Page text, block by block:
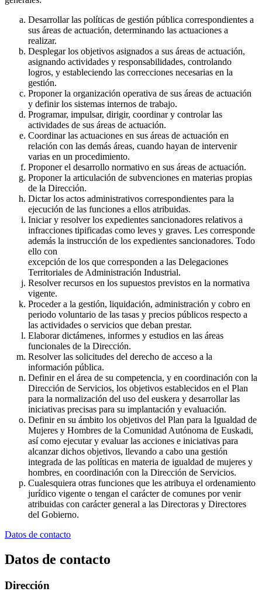
Desarrollar las políticas de gestión pública correspondientes a
sus áreas de actuación, determinando las actuaciones a
realizar.
Desplegar los objetivos asignados a sus áreas de actuación,
asignando actividades y responsabilidades, controlando
logros, y estableciendo las correcciones necesarias en la
gestión.
Proponer la organización operativa de sus áreas de actuación
y definir los sistemas internos de trabajo.
Programar, impulsar, dirigir, coordinar y controlar las
actividades de sus áreas de actuación.
Coordinar las actuaciones en sus áreas de actuación en
relación con las demás áreas, cuando hayan de intervenir
varias en un procedimiento.
Proponer el desarrollo normativo en sus áreas de actuación.
Proponer la articulación de subvenciones en materias propias
de la Dirección.
Dictar los actos administrativos correspondientes para la
ejecución de las funciones a ellos atribuidas.
Iniciar y resolver los expedientes sancionadores relativos a
infracciones tipificadas como leves y graves. Les corresponde
además la instrucción de los expedientes sancionadores. Todo
ello con
excepción de los que corresponden a las Delegaciones
Territoriales de Administración Industrial.
Resolver recursos en los supuestos previstos en la normativa
vigente.
Proceder a la gestión, liquidación, administración y cobro en
periodo voluntario de las tasas y precios públicos respecto a
las actividades o servicios que deban prestar.
Elaborar dictámenes, informes y estudios en las áreas
funcionales de la Dirección.
Resolver las solicitudes del derecho de acceso a la
información pública.
Definir en el área de su competencia, y en coordinación con la
Dirección de Servicios, los objetivos establecidos en el Plan
para la normalización del uso del euskera y desarrollar las
iniciativas precisas para su implantación y evaluación.
Definir en su ámbito los objetivos del Plan para la Igualdad de
Mujeres y Hombres de la Comunidad Autónoma de Euskadi,
así como ejecutar y evaluar las acciones e iniciativas para
alcanzar dichos objetivos, llevando a cabo una gestión
integrada de las políticas en materia de igualdad de mujeres y
hombres, en coordinación con la Dirección de Servicios.
Cualesquiera otras funciones que les atribuya el ordenamiento
jurídico vigente o tengan el carácter de comunes por venir
atribuidas con carácter general a las Directoras y Directores
del Gobierno.
Datos de contacto
Datos de contacto
Dirección